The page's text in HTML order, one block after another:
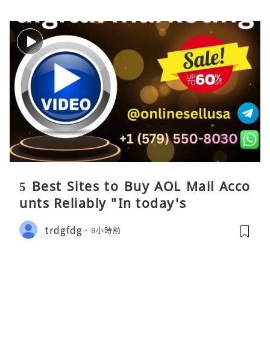
5 Best Sites to Buy AOL Mail Acco
unts Reliably "In today's
trdgfdg 8小時前